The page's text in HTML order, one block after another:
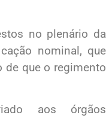
no plenário da
nominal, que
que o regimento
aos órgãos